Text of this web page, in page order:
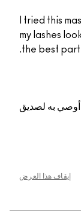
I tried this
my lashes
the best
به لصديق
إيقاف هذا العرض